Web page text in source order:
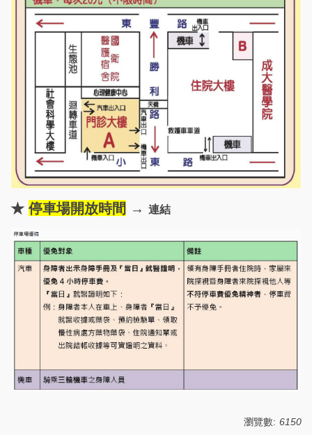
★ 停車場開放時間 → 連結
瀏覽數: 6150